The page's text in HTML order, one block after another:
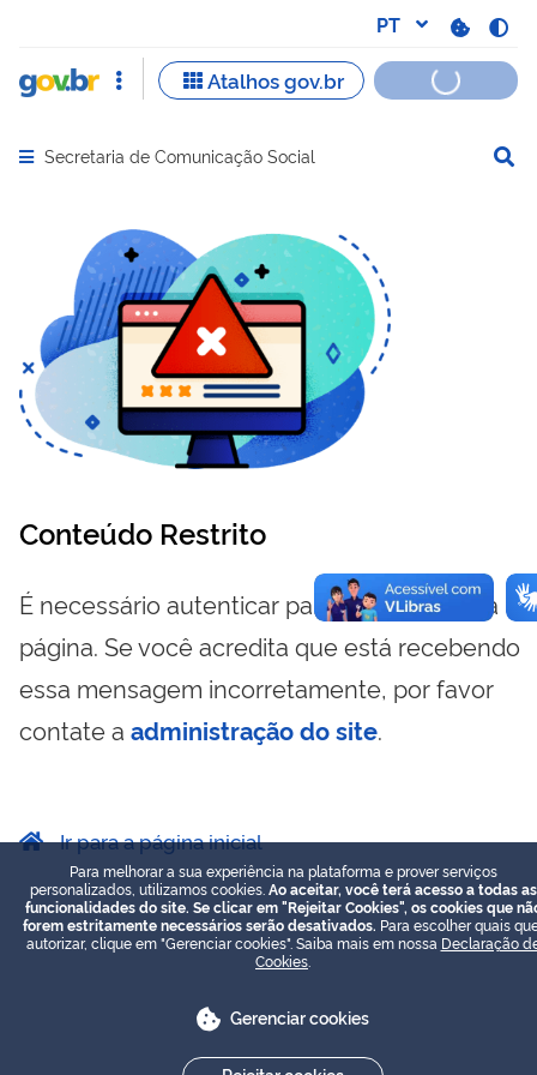
Abrir menu principal de navegação
Secretaria de Comunicação Social
Conteúdo Restrito
É necessário autenticar para visualizar essa
página. Se você acredita que está recebendo
essa mensagem incorretamente, por favor
contate a administração do site.
Ir para a página inicial
Para melhorar a sua experiência na plataforma e prover serviços
personalizados, utilizamos cookies. Ao aceitar, você terá acesso a todas as
funcionalidades do site. Se clicar em "Rejeitar Cookies", os cookies que
forem estritamente necessários serão desativados. Para escolher quais
autorizar, clique em "Gerenciar cookies". Saiba mais em nossa Declaração
Cookies
Gerenciar cookies